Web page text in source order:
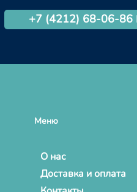
+7 (4212) 68-06-86
Меню
О нас
Доставка и оплата